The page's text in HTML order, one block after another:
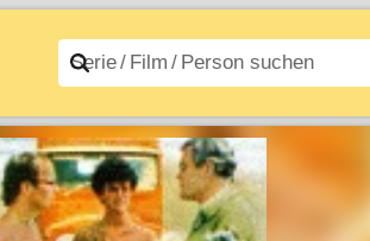
Filme A–Z